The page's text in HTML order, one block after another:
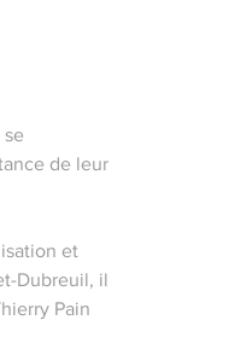
de leur
et
Dubreuil, il
Pain